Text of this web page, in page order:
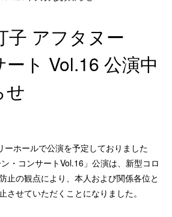
子 アフタヌー
ト Vol.16 公演中
せ
ーホールで公演を予定しておりました
・コンサートVol.16」公演は、新型コロ
止の観点により、本人および関係各位と
させていただくことになりました。